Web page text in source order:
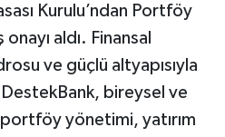
Kurulu’ndan Portföy
aldı. Finansal
ve güçlü altyapısıyla
bireysel ve
portföy yönetimi, yatırım